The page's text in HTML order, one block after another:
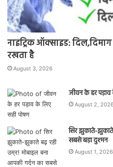
नाइट्रिक ऑक्साइड:
रखता है
August 3, 2026
जीवन के हर
August 2, 2026
सिर झुकाते-झुकाते
सबसे बड़ा दुश्मन
August 1, 2026